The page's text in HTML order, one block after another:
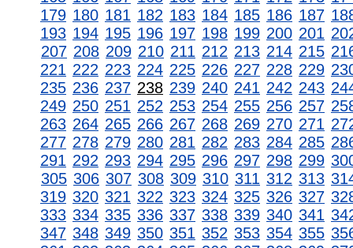
179 180 181 182 183 184 185 186 187
193 194 195 196 197 198 199 200 201
207 208 209 210 211 212 213 214 215
221 222 223 224 225 226 227 228 229
235 236 237 238 239 240 241 242 243
249 250 251 252 253 254 255 256 257
263 264 265 266 267 268 269 270 271
277 278 279 280 281 282 283 284 285
291 292 293 294 295 296 297 298 299
305 306 307 308 309 310 311 312 313
319 320 321 322 323 324 325 326 327
333 334 335 336 337 338 339 340 341
347 348 349 350 351 352 353 354 355